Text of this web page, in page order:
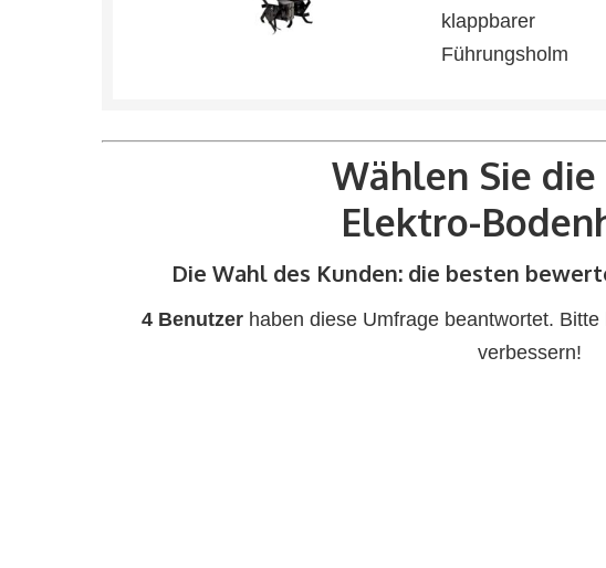
klappbarer
Führungsholm
Wählen Sie
Elektro-
Die Wahl des Kunden: die besten
4 Benutzer haben diese Umfrage beantwortet.
verbessern!